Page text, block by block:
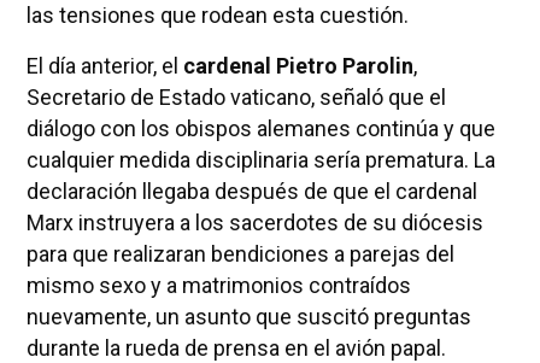
las tensiones que rodean esta cuestión.
El día anterior, el cardenal Pietro Parolin,
Secretario de Estado vaticano, señaló que el
diálogo con los obispos alemanes continúa y que
cualquier medida disciplinaria sería prematura. La
declaración llegaba después de que el cardenal
Marx instruyera a los sacerdotes de su diócesis
para que realizaran bendiciones a parejas del
mismo sexo y a matrimonios contraídos
nuevamente, un asunto que suscitó preguntas
durante la rueda de prensa en el avión papal.